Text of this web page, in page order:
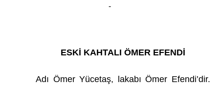
-
ESKİ KAHTALI ÖMER EFENDİ
Adı Ömer Yücetaş, lakabı Ömer Efendi’dir.